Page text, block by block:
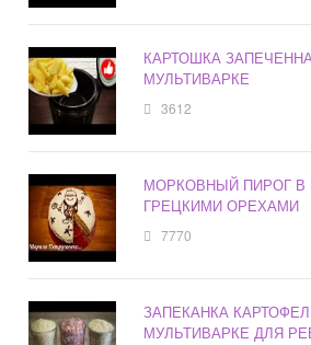
КАРТОШКА
МУЛЬТИВАРКЕ
3612
МОРКОВНЫЙ ПИРОГ В
ГРЕЦКИМИ ОРЕХАМИ
7770
ЗАПЕКАНКА
МУЛЬТИВАРКЕ ДЛЯ